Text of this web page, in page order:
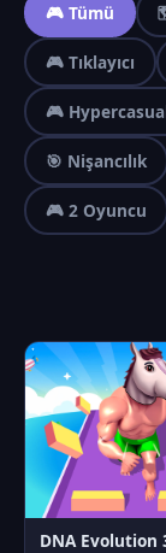
🎮 Tümü
🎮 Tıklayıcı
🎮
🎯 Nişancılık
🎮 2 Oyuncu
DNA Evolution